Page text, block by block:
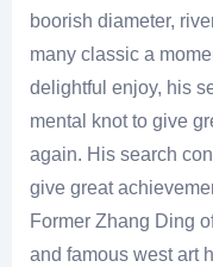
boorish diameter,
many classic a
delightful enjoy, his
mental knot to give
again. His search
give great
Former Zhang Ding
and famous west art